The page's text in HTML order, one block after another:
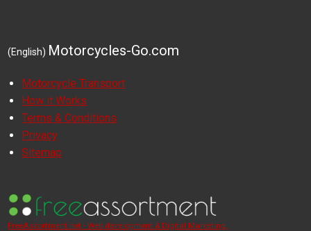
(English) Motorcycles-Go.com
Motorcycle Transport
How it Works
Terms & Conditions
Privacy
Sitemap
FreeAssortment.net - Web development & Digital Marketing.